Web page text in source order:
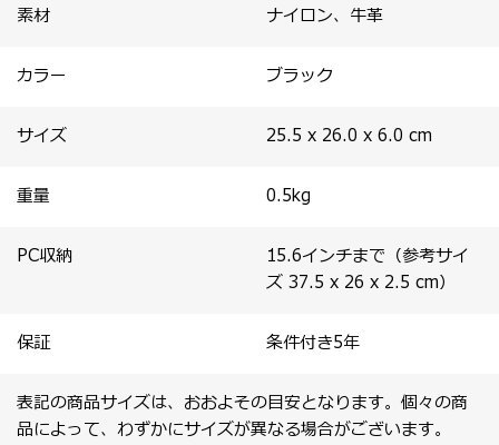
素材 ナイロン、牛革
カラー ブラック
サイズ 25.5 x 26.0 x 6.0 cm
重量 0.5kg
PC収納
15.6インチまで（参考サイ
ズ 37.5 x 26 x 2.5 cm）
保証 条件付き5年
表記の商品サイズは、おおよその目安となります。個々の商
品によって、わずかにサイズが異なる場合がございます。